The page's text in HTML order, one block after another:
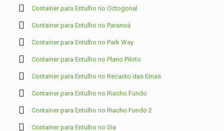
Container para Entulho no Octogonal
Container para Entulho no Paranoá
Container para Entulho no Park Way
Container para Entulho no Plano Piloto
Container para Entulho no Recanto das Emas
Container para Entulho no Riacho Fundo
Container para Entulho no Riacho Fundo 2
Container para Entulho no Sia